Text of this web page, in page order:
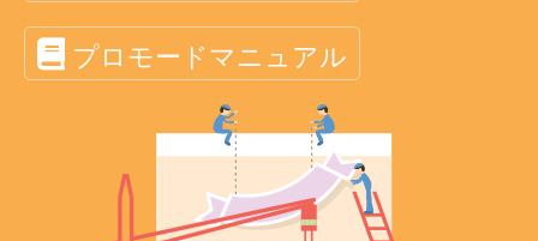
プロモードマニュアル